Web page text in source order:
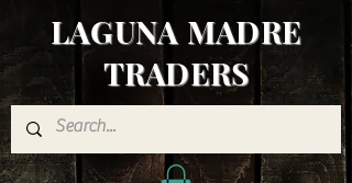
LAGUNA MADRE
TRADERS